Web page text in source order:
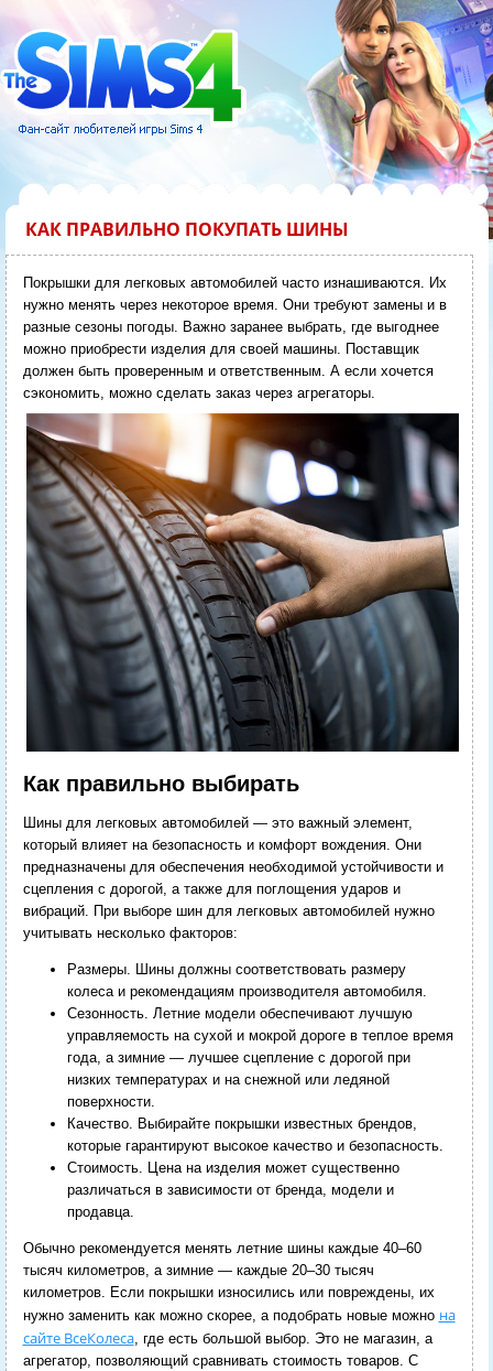
КАК ПРАВИЛЬНО ПОКУПАТЬ ШИНЫ
Покрышки для легковых автомобилей часто изнашиваются. Их
нужно менять через некоторое время. Они требуют замены и в
разные сезоны погоды. Важно заранее выбрать, где выгоднее
можно приобрести изделия для своей машины. Поставщик
должен быть проверенным и ответственным. А если хочется
сэкономить, можно сделать заказ через агрегаторы.
Как правильно выбирать
Шины для легковых автомобилей — это важный элемент,
который влияет на безопасность и комфорт вождения. Они
предназначены для обеспечения необходимой устойчивости и
сцепления с дорогой, а также для поглощения ударов и
вибраций. При выборе шин для легковых автомобилей нужно
учитывать несколько факторов:
Размеры. Шины должны соответствовать размеру
колеса и рекомендациям производителя автомобиля.
Сезонность. Летние модели обеспечивают лучшую
управляемость на сухой и мокрой дороге в теплое время
года, а зимние — лучшее сцепление с дорогой при
низких температурах и на снежной или ледяной
поверхности.
Качество. Выбирайте покрышки известных брендов,
которые гарантируют высокое качество и безопасность.
Стоимость. Цена на изделия может существенно
различаться в зависимости от бренда, модели и
продавца.
Обычно рекомендуется менять летние шины каждые 40–60
тысяч километров, а зимние — каждые 20–30 тысяч
километров. Если покрышки износились или повреждены, их
нужно заменить как можно скорее, а подобрать новые можно на
сайте ВсеКолеса, где есть большой выбор. Это не магазин, а
агрегатор, позволяющий сравнивать стоимость товаров. С